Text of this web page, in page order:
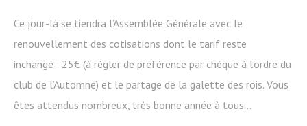
Ce jour-là se tiendra l’Assemblée Générale avec le
renouvellement des cotisations dont le tarif reste
inchangé : 25€ (à régler de préférence par chèque à l’ordre du
club de l’Automne) et le partage de la galette des rois. Vous
êtes attendus nombreux, très bonne année à tous…